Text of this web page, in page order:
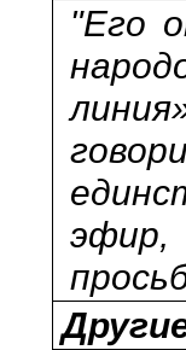
"Его
эфир,